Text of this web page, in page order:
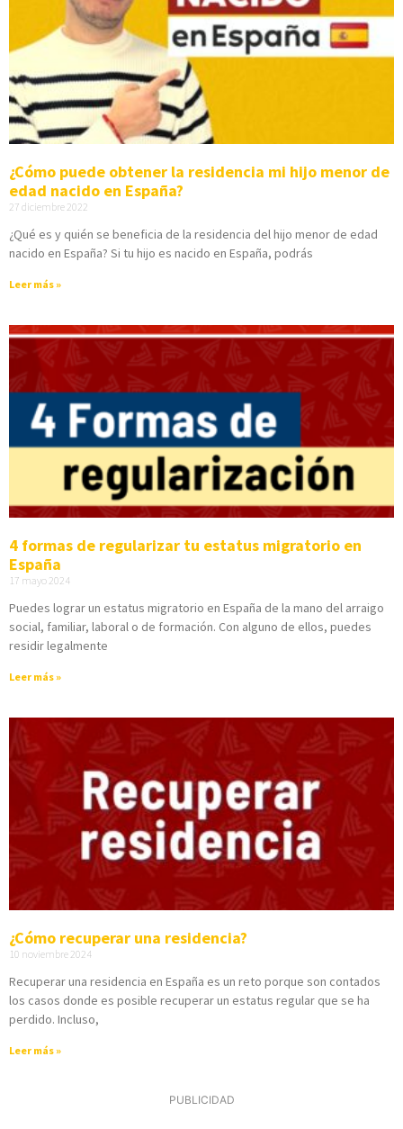
¿Cómo puede obtener la residencia mi hijo menor de
edad nacido en España?
27 diciembre 2022
¿Qué es y quién se beneficia de la residencia del hijo menor de edad
nacido en España? Si tu hijo es nacido en España, podrás
Leer más »
4 formas de regularizar tu estatus migratorio en
España
17 mayo 2024
Puedes lograr un estatus migratorio en España de la mano del arraigo
social, familiar, laboral o de formación. Con alguno de ellos, puedes
residir legalmente
Leer más »
¿Cómo recuperar una residencia?
10 noviembre 2024
Recuperar una residencia en España es un reto porque son contados
los casos donde es posible recuperar un estatus regular que se ha
perdido. Incluso,
Leer más »
PUBLICIDAD